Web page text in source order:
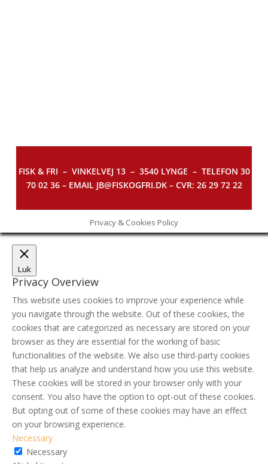
FISK & FRI – VINKELVEJ 13 – 3540 LYNGE – TELEFON 30
70 02 36 – EMAIL JB@FISKOGFRI.DK – CVR: 26 29 72 22
Privacy & Cookies Policy
Luk
Privacy Overview
This website uses cookies to improve your experience while
you navigate through the website. Out of these cookies, the
cookies that are categorized as necessary are stored on your
browser as they are essential for the working of basic
functionalities of the website. We also use third-party cookies
that help us analyze and understand how you use this website.
These cookies will be stored in your browser only with your
consent. You also have the option to opt-out of these cookies.
But opting out of some of these cookies may have an effect
on your browsing experience.
Necessary
Necessary